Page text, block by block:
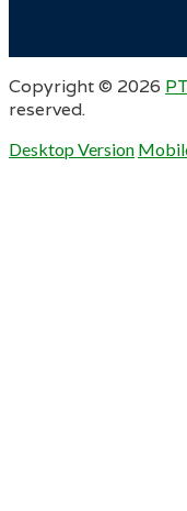
Copyright © 2026
reserved.
Desktop Version